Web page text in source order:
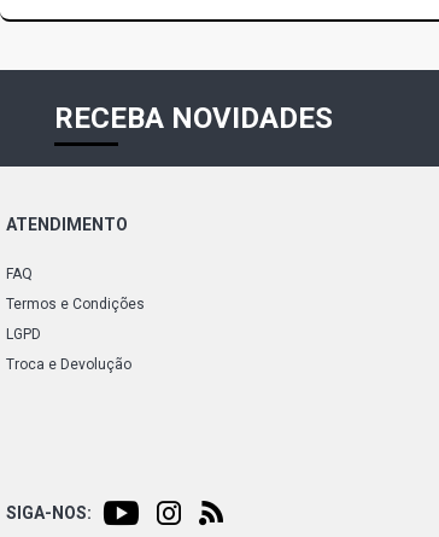
RECEBA NOVIDADES
ATENDIMENTO
FAQ
Termos e Condições
LGPD
Troca e Devolução
SIGA-NOS: